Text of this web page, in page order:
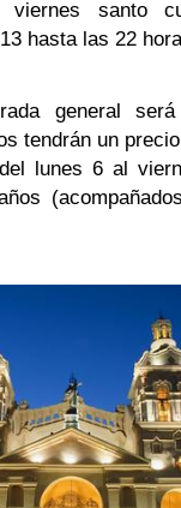
viernes santo
hasta las 22
general
tendrán un
lunes 6 al